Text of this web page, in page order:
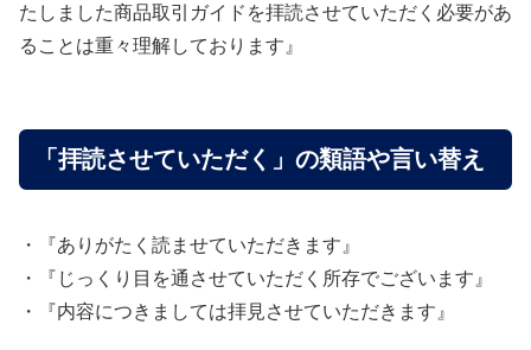
たしました商品取引ガイドを拝読させていただく必要があ
ることは重々理解しております』
「拝読させていただく」の類語や言い替え
・『ありがたく読ませていただきます』
・『じっくり目を通させていただく所存でございます』
・『内容につきましては拝見させていただきます』